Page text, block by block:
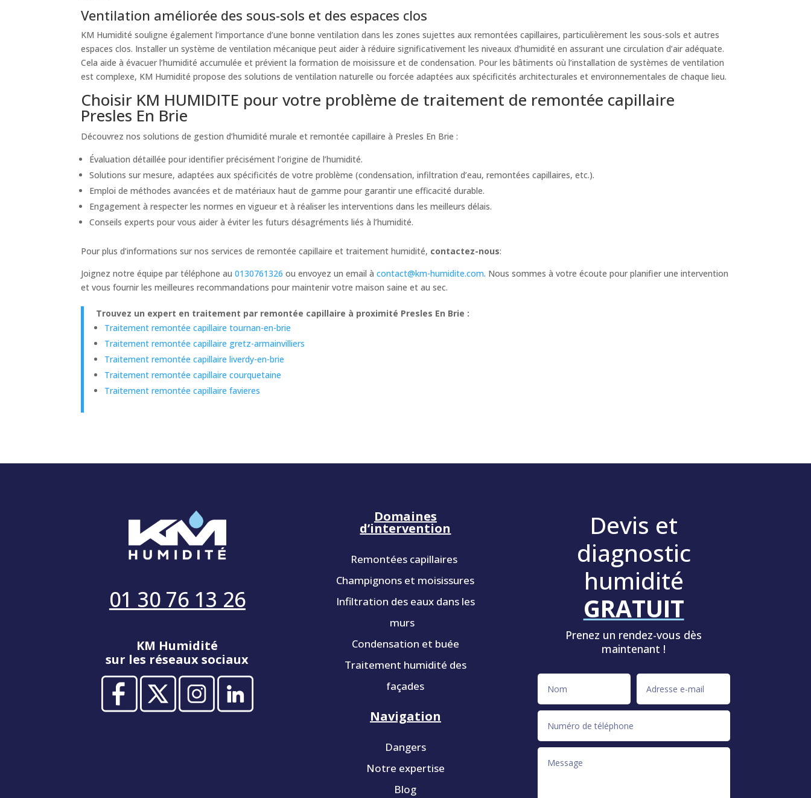
Ventilation améliorée des sous-sols et des espaces clos
KM Humidité souligne également l’importance d’une bonne ventilation dans les zones sujettes aux remontées capillaires, particulièrement les sous-sols et autres
espaces clos. Installer un système de ventilation mécanique peut aider à réduire significativement les niveaux d’humidité en assurant une circulation d’air adéquate.
Cela aide à évacuer l’humidité accumulée et prévient la formation de moisissure et de condensation. Pour les bâtiments où l’installation de systèmes de ventilation
est complexe, KM Humidité propose des solutions de ventilation naturelle ou forcée adaptées aux spécificités architecturales et environnementales de chaque lieu.
Choisir KM HUMIDITE pour votre problème de traitement de remontée capillaire
Presles En Brie
Découvrez nos solutions de gestion d’humidité murale et remontée capillaire à Presles En Brie :
Évaluation détaillée pour identifier précisément l’origine de l’humidité.
Solutions sur mesure, adaptées aux spécificités de votre problème (condensation, infiltration d’eau, remontées capillaires, etc.).
Emploi de méthodes avancées et de matériaux haut de gamme pour garantir une efficacité durable.
Engagement à respecter les normes en vigueur et à réaliser les interventions dans les meilleurs délais.
Conseils experts pour vous aider à éviter les futurs désagréments liés à l’humidité.
Pour plus d’informations sur nos services de remontée capillaire et traitement humidité, contactez-nous:
Joignez notre équipe par téléphone au0130761326 ou envoyez un email àcontact@km-humidite.com. Nous sommes à votre écoute pour planifier une intervention
et vous fournir les meilleures recommandations pour maintenir votre maison saine et au sec.
Trouvez un expert en traitement par remontée capillaire à proximité Presles En Brie :
Traitement remontée capillaire tournan-en-brie
Traitement remontée capillaire gretz-armainvilliers
Traitement remontée capillaire liverdy-en-brie
Traitement remontée capillaire courquetaine
Traitement remontée capillaire favieres
01 30 76 13 26
KM Humidité
sur les réseaux sociaux
Domaines
d’intervention
Remontées capillaires
Champignons et moisissures
Infiltration des eaux dans les
murs
Condensation et buée
Traitement humidité des
façades
Navigation
Dangers
Notre expertise
Blog
Devis et
diagnostic
humidité
GRATUIT
Prenez un rendez-vous dès
maintenant !